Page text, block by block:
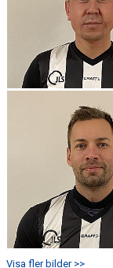
Visa fler bilder >>